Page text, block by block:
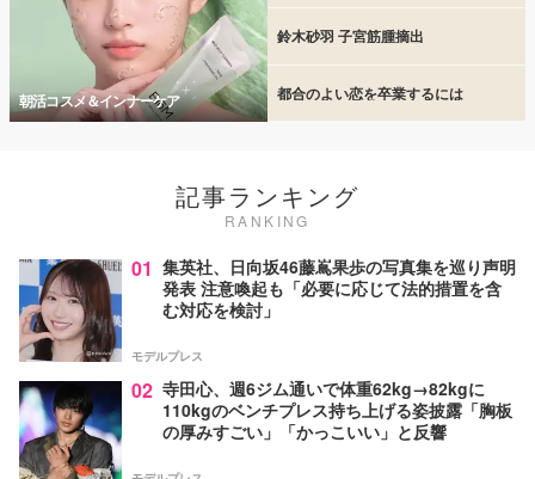
朝活コスメ＆インナーケア
鈴木砂羽 子宮筋腫摘出
都合のよい恋を卒業するには
記事ランキング
RANKING
01 集英社、日向坂46藤嶌果歩の写真集を巡り声明
発表 注意喚起も「必要に応じて法的措置を含
む対応を検討」
モデルプレス
02 寺田心、週6ジム通いで体重62kg→82kgに
110kgのベンチプレス持ち上げる姿披露「胸板
の厚みすごい」「かっこいい」と反響